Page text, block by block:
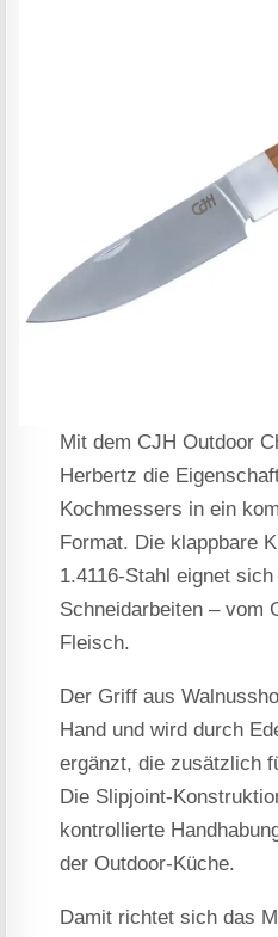
Mit dem CJH Outdoor
Herbertz die
Kochmessers in ein
Format. Die klappbare
1.4116-Stahl eignet
Schneidarbeiten – vom
Fleisch.
Der Griff aus
Hand und wird durch
ergänzt, die zusätzlich
Die Slipjoint-
kontrollierte
der Outdoor-Küche.
Damit richtet sich das